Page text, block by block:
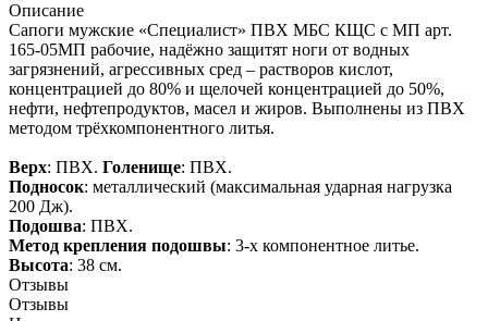
Описание
Сапоги мужские «Специалист» ПВХ МБС КЩС с МП арт.
165-05МП рабочие, надёжно защитят ноги от водных
загрязнений, агрессивных сред – растворов кислот,
концентрацией до 80% и щелочей концентрацией до 50%,
нефти, нефтепродуктов, масел и жиров. Выполнены из ПВХ
методом трёхкомпонентного литья.
Верх: ПВХ. Голенище: ПВХ.
Подносок: металлический (максимальная ударная нагрузка
200 Дж).
Подошва: ПВХ.
Метод крепления подошвы: 3-х компонентное литье.
Высота: 38 см.
Отзывы
Отзывы